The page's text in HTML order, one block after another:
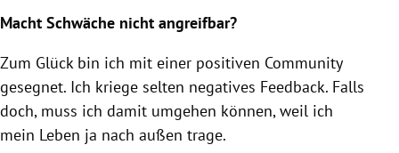
Macht Schwäche nicht angreifbar?
Zum Glück bin ich mit einer positiven Community
gesegnet. Ich kriege selten negatives Feedback. Falls
doch, muss ich damit umgehen können, weil ich
mein Leben ja nach außen trage.